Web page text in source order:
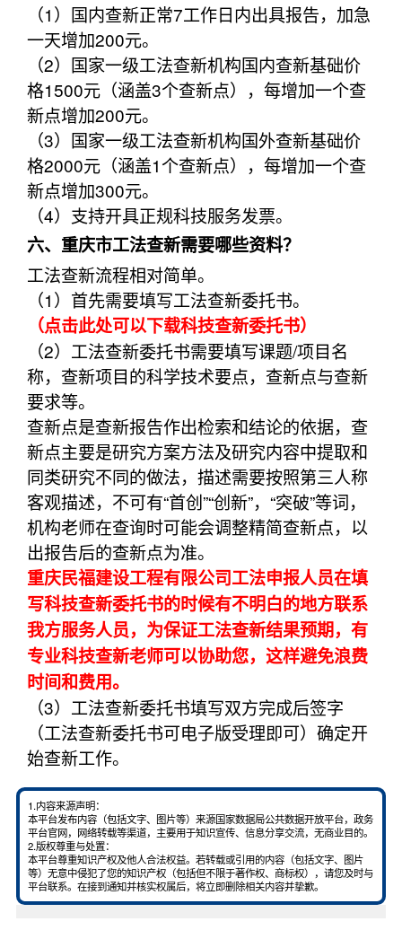
（1）国内查新正常7工作日内出具报告，加急
一天增加200元。
（2）国家一级工法查新机构国内查新基础价
格1500元（涵盖3个查新点），每增加一个查
新点增加200元。
（3）国家一级工法查新机构国外查新基础价
格2000元（涵盖1个查新点），每增加一个查
新点增加300元。
（4）支持开具正规科技服务发票。
六、重庆市工法查新需要哪些资料？
工法查新流程相对简单。
（1）首先需要填写工法查新委托书。
（点击此处可以下载科技查新委托书）
（2）工法查新委托书需要填写课题/项目名
称，查新项目的科学技术要点，查新点与查新
要求等。
查新点是查新报告作出检索和结论的依据，查
新点主要是研究方案方法及研究内容中提取和
同类研究不同的做法，描述需要按照第三人称
客观描述，不可有“首创”“创新”，“突破”等词，
机构老师在查询时可能会调整精简查新点，以
出报告后的查新点为准。
重庆民福建设工程有限公司工法申报人员在填
写科技查新委托书的时候有不明白的地方联系
我方服务人员，为保证工法查新结果预期，有
专业科技查新老师可以协助您，这样避免浪费
时间和费用。
（3）工法查新委托书填写双方完成后签字
（工法查新委托书可电子版受理即可）确定开
始查新工作。
1.内容来源声明：
本平台发布内容（包括文字、图片等）来源国家数据局公共数据开放平台，政务
平台官网，网络转载等渠道，主要用于知识宣传、信息分享交流，无商业目的。
2.版权尊重与处置：
本平台尊重知识产权及他人合法权益。若转载或引用的内容（包括文字、图片
等）无意中侵犯了您的知识产权（包括但不限于著作权、商标权），请您及时与
平台联系。在接到通知并核实权属后，将立即删除相关内容并挚歉。